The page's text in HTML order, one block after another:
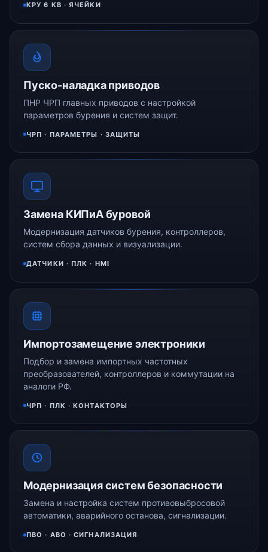
КРУ 6 КВ · ЯЧЕЙКИ
Пуско-наладка приводов
ПНР ЧРП главных приводов с настройкой
параметров бурения и систем защит.
ЧРП · ПАРАМЕТРЫ · ЗАЩИТЫ
Замена КИПиА буровой
Модернизация датчиков бурения, контроллеров,
систем сбора данных и визуализации.
ДАТЧИКИ · ПЛК · HMI
Импортозамещение электроники
Подбор и замена импортных частотных
преобразователей, контроллеров и коммутации на
аналоги РФ.
ЧРП · ПЛК · КОНТАКТОРЫ
Модернизация систем безопасности
Замена и настройка систем противовыбросовой
автоматики, аварийного останова, сигнализации.
ПВО · АВО · СИГНАЛИЗАЦИЯ